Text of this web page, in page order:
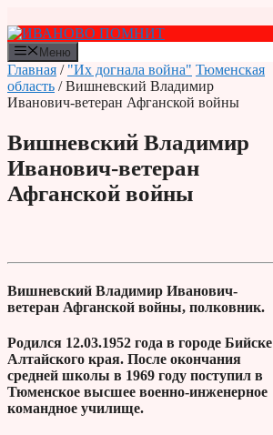
к
содержимому
Меню
Главная / "Их догнала война" Тюменская
область / Вишневский Владимир
Иванович-ветеран Афганской войны
Вишневский Владимир
Иванович-ветеран
Афганской войны
Вишневский Владимир Иванович-
ветеран Афганской войны, полковник.
Родился 12.03.1952 года в городе Бийске
Алтайского края. После окончания
средней школы в 1969 году поступил в
Тюменское высшее военно-инженерное
командное училище.